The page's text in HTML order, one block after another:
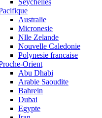
Seychelles
Australie
Micronesie
Nlle Zelande
Nouvelle Caledonie
Polynesie francaise
Orient
Abu Dhabi
Arabie Saoudite
Bahrein
Dubai
Egypte